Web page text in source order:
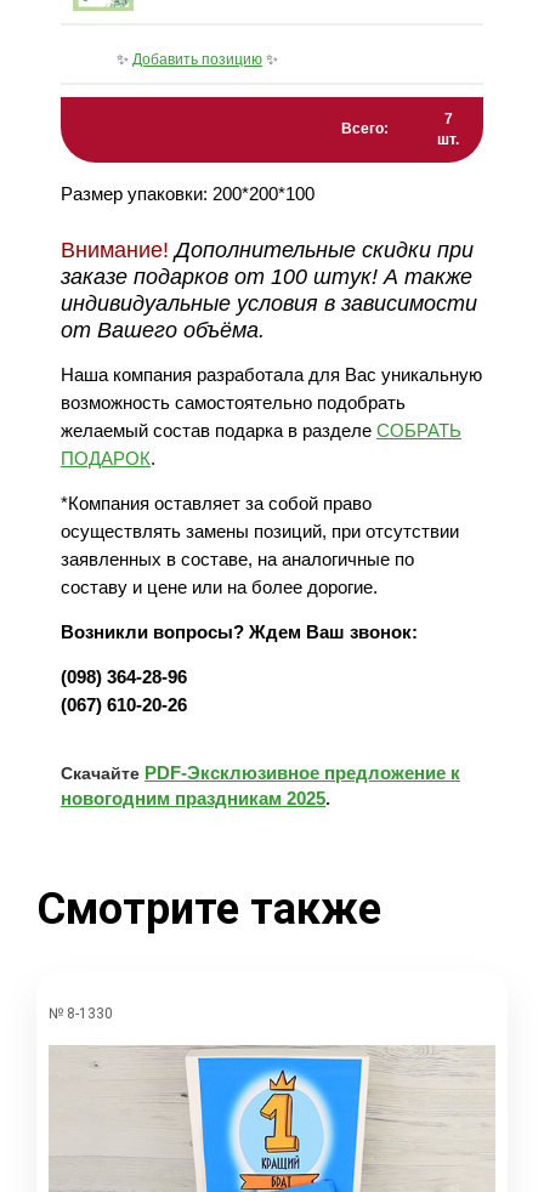
✨ Добавить позицию ✨
Всего:
7
шт.
Размер упаковки: 200*200*100
Внимание! Дополнительные скидки при
заказе подарков от 100 штук! А также
индивидуальные условия в зависимости
от Вашего объёма.
Наша компания разработала для Вас уникальную
возможность самостоятельно подобрать
желаемый состав подарка в разделе СОБРАТЬ
ПОДАРОК.
*Компания оставляет за собой право
осуществлять замены позиций, при отсутствии
заявленных в составе, на аналогичные по
составу и цене или на более дорогие.
Возникли вопросы? Ждем Ваш звонок:
(098) 364-28-96
(067) 610-20-26
Скачайте PDF-Эксклюзивное предложение к
новогодним праздникам 2025.
Смотрите также
№ 8-1330